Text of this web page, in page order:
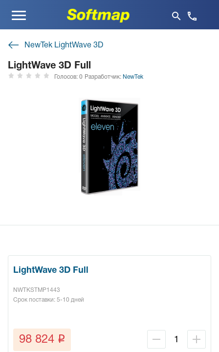
Меню
NewTek LightWave 3D
LightWave 3D Full
Голосов: 0 Разработчик: NewTek
LightWave 3D Full
NWTKSTMP1443
Срок поставки: 5-10 дней
98 824 q